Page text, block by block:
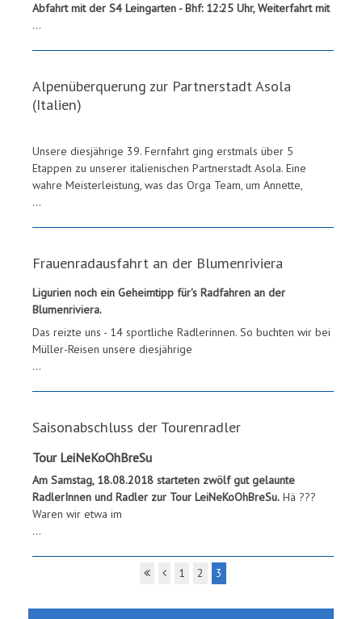
Abfahrt mit der S4 Leingarten - Bhf: 12:25 Uhr, Weiterfahrt mit
...
Alpenüberquerung zur Partnerstadt Asola
(Italien)
Unsere diesjährige 39. Fernfahrt ging erstmals über 5
Etappen zu unserer italienischen Partnerstadt Asola. Eine
wahre Meisterleistung, was das Orga Team, um Annette,
...
Frauenradausfahrt an der Blumenriviera
Ligurien noch ein Geheimtipp für's Radfahren an der
Blumenriviera.
Das reizte uns - 14 sportliche Radlerinnen. So buchten wir bei
Müller-Reisen unsere diesjährige
...
Saisonabschluss der Tourenradler
Tour LeiNeKoOhBreSu
Am Samstag, 18.08.2018 starteten zwölf gut gelaunte
RadlerInnen und Radler zur Tour LeiNeKoOhBreSu. Hä ???
Waren wir etwa im
...
1 2 3